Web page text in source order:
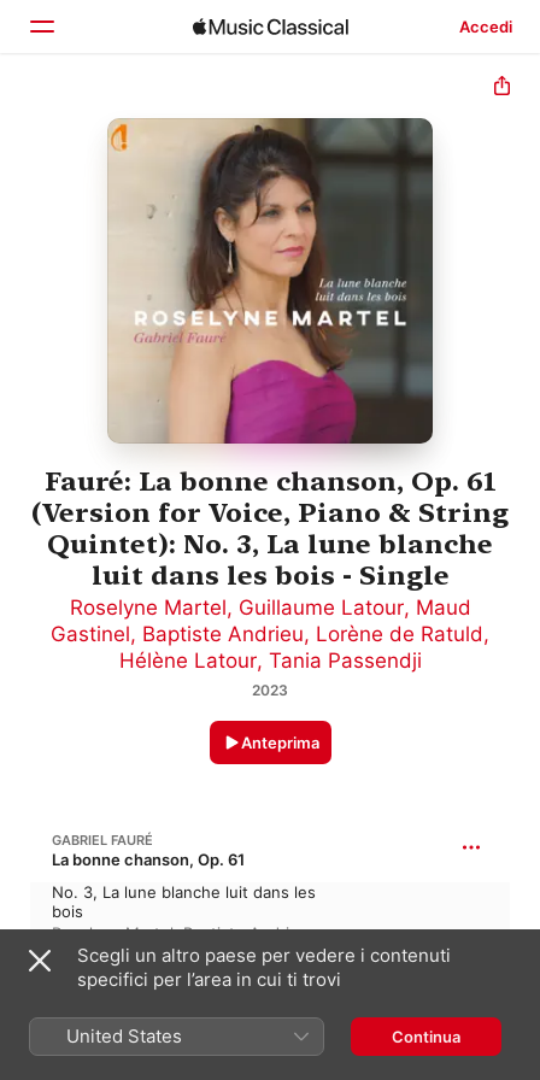
Accedi
Home
Fauré: La bonne chanson, Op. 61
(Version for Voice, Piano & String
Quintet): No. 3, La lune blanche
luit dans les bois - Single
Roselyne Martel, Guillaume Latour, Maud
Gastinel, Baptiste Andrieu, Lorène de Ratuld,
Hélène Latour, Tania Passendji
2023
Anteprima
GABRIEL FAURÉ
La bonne chanson, Op. 61
No. 3, La lune blanche luit dans les
bois
Roselyne Martel,Baptiste Andrieu,
Lorène de Ratuld,Maud Gastinel,
Guillaume Latour, Hélène Latour,
Tania Passendji
Scegli un altro paese per vedere i contenuti
specifici per l’area in cui ti trovi
United States Continua